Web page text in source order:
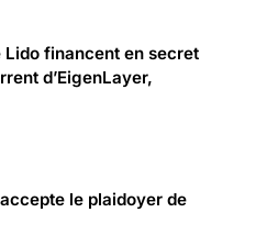
Lido financent en secret
d’EigenLayer,
le plaidoyer de